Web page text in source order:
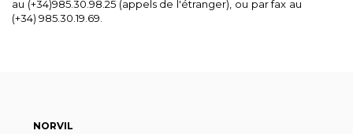
au (+34)985.30.98.25 (appels de l'étranger), ou par fax au
(+34) 985.30.19.69.
NORVIL